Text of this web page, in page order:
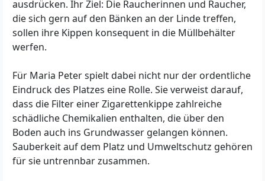
ausdrücken. Ihr Ziel: Die Raucherinnen und Raucher,
die sich gern auf den Bänken an der Linde treffen,
sollen ihre Kippen konsequent in die Müllbehälter
werfen.
Für Maria Peter spielt dabei nicht nur der ordentliche
Eindruck des Platzes eine Rolle. Sie verweist darauf,
dass die Filter einer Zigarettenkippe zahlreiche
schädliche Chemikalien enthalten, die über den
Boden auch ins Grundwasser gelangen können.
Sauberkeit auf dem Platz und Umweltschutz gehören
für sie untrennbar zusammen.